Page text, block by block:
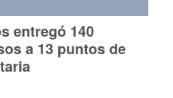
entregó 140
a 13 puntos de